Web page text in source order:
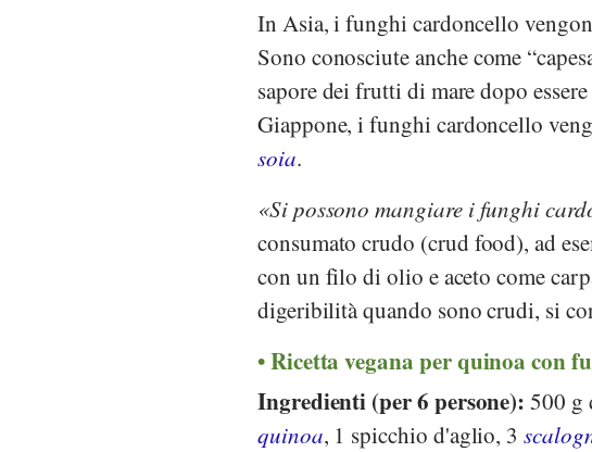
In Asia, i funghi cardoncello
Sono conosciute anche come
sapore dei frutti di mare dopo
Giappone, i funghi cardoncello
soia.
Si possono mangiare i funghi
consumato crudo (crud food), ad
con un filo di olio e aceto come
digeribilità quando sono crudi, si
Ricetta vegana per quinoa con
Ingredienti (per 6 persone): 500 g
quinoa, 1 spicchio d'aglio, 3